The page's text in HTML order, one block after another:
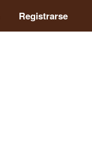
Registrarse